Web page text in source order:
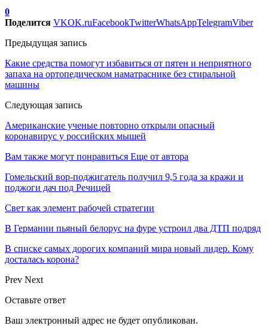
0
Поделится VKOK.ruFacebookTwitterWhatsAppTelegramViber
Предыдущая запись
Какие средства помогут избавиться от пятен и неприятного
запаха на ортопедическом наматраснике без стиральной
машины
Следующая запись
Американские ученые повторно открыли опасный
коронавирус у российских мышей
Вам также могут понравиться Еще от автора
Гомельский вор-поджигатель получил 9,5 года за кражи и
поджоги дач под Речицей
Свет как элемент рабочей стратегии
В Германии пьяный белорус на фуре устроил два ДТП подряд
В списке самых дорогих компаний мира новый лидер. Кому
досталась корона?
Prev Next
Оставьте ответ
Ваш электронный адрес не будет опубликован.